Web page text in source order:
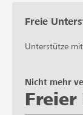
Freie
Unterstütze
Freier
Nicht mehr